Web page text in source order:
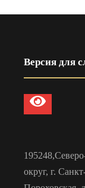
Версия для
округ, г.